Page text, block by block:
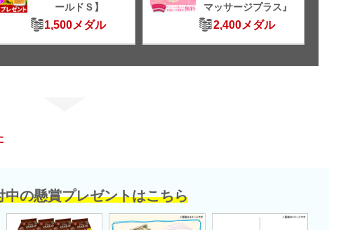
ールドＳ】
1,500メダル
マッサージプラス』
2,400メダル
中の懸賞プレゼントはこちら